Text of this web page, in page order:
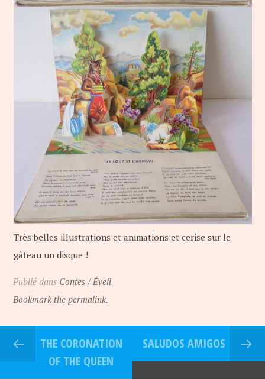
Très belles illustrations et animations et cerise sur le
gâteau un disque !
Publié dans Contes / Éveil
Bookmark the permalink.
THE CORONATION
OF THE QUEEN
SALUDOS AMIGOS